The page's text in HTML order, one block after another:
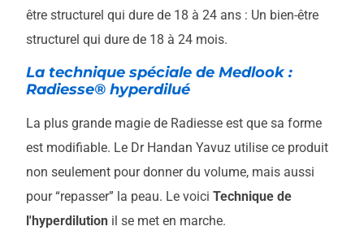
être structurel qui dure de 18 à 24 ans : Un bien-être
structurel qui dure de 18 à 24 mois.
La technique spéciale de Medlook :
Radiesse® hyperdilué
La plus grande magie de Radiesse est que sa forme
est modifiable. Le Dr Handan Yavuz utilise ce produit
non seulement pour donner du volume, mais aussi
pour “repasser” la peau. Le voici Technique de
l'hyperdilution il se met en marche.